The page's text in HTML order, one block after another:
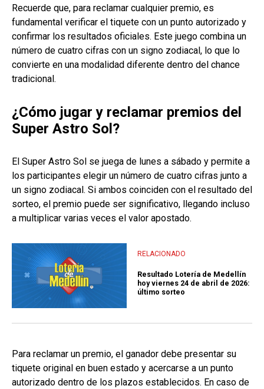
Recuerde que, para reclamar cualquier premio, es
fundamental verificar el tiquete con un punto autorizado y
confirmar los resultados oficiales. Este juego combina un
número de cuatro cifras con un signo zodiacal, lo que lo
convierte en una modalidad diferente dentro del chance
tradicional.
¿Cómo jugar y reclamar premios del
Super Astro Sol?
El Super Astro Sol se juega de lunes a sábado y permite a
los participantes elegir un número de cuatro cifras junto a
un signo zodiacal. Si ambos coinciden con el resultado del
sorteo, el premio puede ser significativo, llegando incluso
a multiplicar varias veces el valor apostado.
RELACIONADO
Resultado Lotería de Medellín
hoy viernes 24 de abril de 2026:
último sorteo
Para reclamar un premio, el ganador debe presentar su
tiquete original en buen estado y acercarse a un punto
autorizado dentro de los plazos establecidos. En caso de